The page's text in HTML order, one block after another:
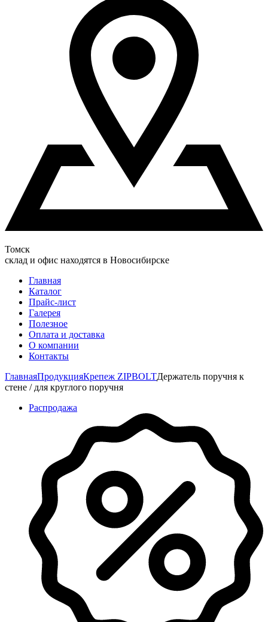
Томск
склад и офис находятся в Новосибирске
Главная
Каталог
Прайс-лист
Галерея
Полезное
Оплата и доставка
О компании
Контакты
ГлавнаяПродукцияКрепеж ZIPBOLTДержатель поручня к
стене / для круглого поручня
Распродажа